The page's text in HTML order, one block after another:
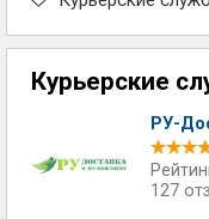
Курьерские
РУ-
127